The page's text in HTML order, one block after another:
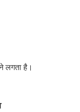
लगता है।